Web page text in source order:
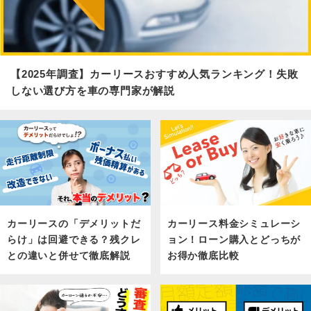
【2025年調査】カーリースおすすめ人気ランキング！失敗
しない選び方を車の専門家が解説
カーリースの「デメリットだ
らけ」は回避できる？残クレ
との違いと併せて徹底解説
カーリース料金シミュレーシ
ョン！ローン購入とどっちが
お得か徹底比較